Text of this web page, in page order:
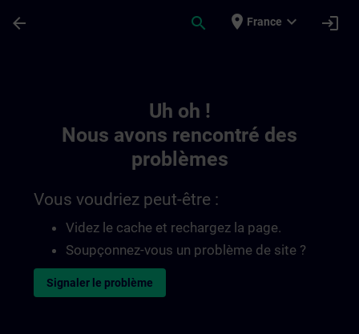
arrow_back search place France expand_more login
Uh oh !
Nous avons rencontré des
problèmes
Vous voudriez peut-être :
Videz le cache et rechargez la page.
Soupçonnez-vous un problème de site ?
Signaler le problème